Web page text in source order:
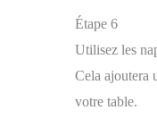
Étape 6
Utilisez les
Cela ajoutera
votre table.